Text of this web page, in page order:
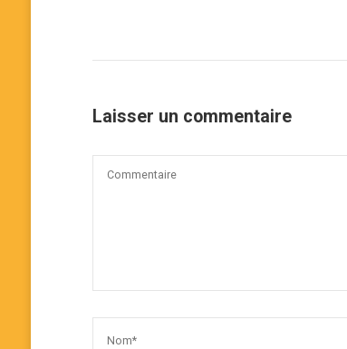
Laisser un commentaire